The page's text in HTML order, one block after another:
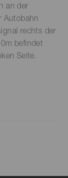
an der
Autobahn
rechts der
befindet
Seite.